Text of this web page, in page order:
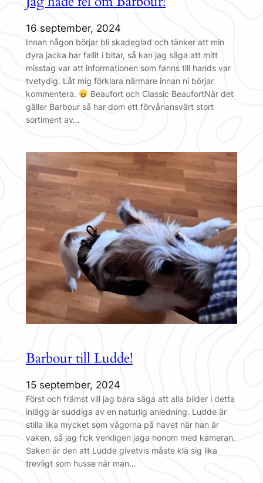
16 september, 2024
Innan någon börjar bli skadeglad och tänker att min
dyra jacka har fallit i bitar, så kan jag säga att mitt
misstag var att informationen som fanns till hands var
tvetydig. Låt mig förklara närmare innan ni börjar
kommentera.
Beaufort och Classic BeaufortNär det
gäller Barbour så har dom ett förvånansvärt stort
sortiment av…
Barbour till Ludde!
15 september, 2024
Först och främst vill jag bara säga att alla bilder i detta
inlägg är suddiga av en naturlig anledning. Ludde är
stilla lika mycket som vågorna på havet när han är
vaken, så jag fick verkligen jaga honom med kameran.
Saken är den att Ludde givetvis måste klä sig lika
trevligt som husse när man…